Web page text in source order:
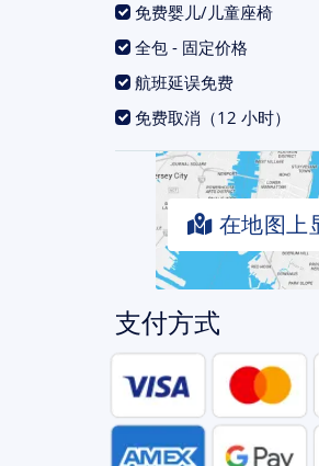
免费婴儿/儿童座椅
全包 - 固定价格
航班延误免费
免费取消（12 小时）
在地图上
支付方式